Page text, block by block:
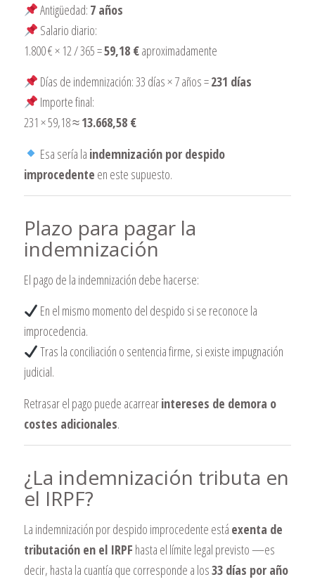
Antigüedad: 7 años
Salario diario:
1.800 € × 12 / 365 =59,18 €aproximadamente
Días de indemnización: 33 días × 7 años =231 días
Importe final:
231 × 59,18 ≈13.668,58 €
Esa sería la indemnización por despido
improcedente en este supuesto.
Plazo para pagar la
indemnización
El pago de la indemnización debe hacerse:
En el mismo momento del despido si se reconoce la
improcedencia.
Tras la conciliación o sentencia firme, si existe impugnación
judicial.
Retrasar el pago puede acarrearintereses de demora o
costes adicionales.
¿La indemnización tributa en
el IRPF?
La indemnización por despido improcedente está exenta de
tributación en el IRPF hasta el límite legal previsto —es
decir, hasta la cuantía que corresponde a los33 días por año